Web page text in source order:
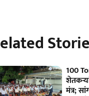
100
मंत्र;